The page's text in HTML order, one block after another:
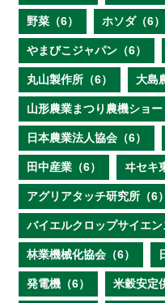
野菜（6） ホソダ（6）
やまびこジャパン（6）
丸山製作所（6） 大島
山形農業まつり農機ショー
日本農業法人協会（6）
田中産業（6） ヰセキ
アグリアタッチ研究所（6）
バイエルクロップサイエン
林業機械化協会（6）
発電機（6） 米穀安定